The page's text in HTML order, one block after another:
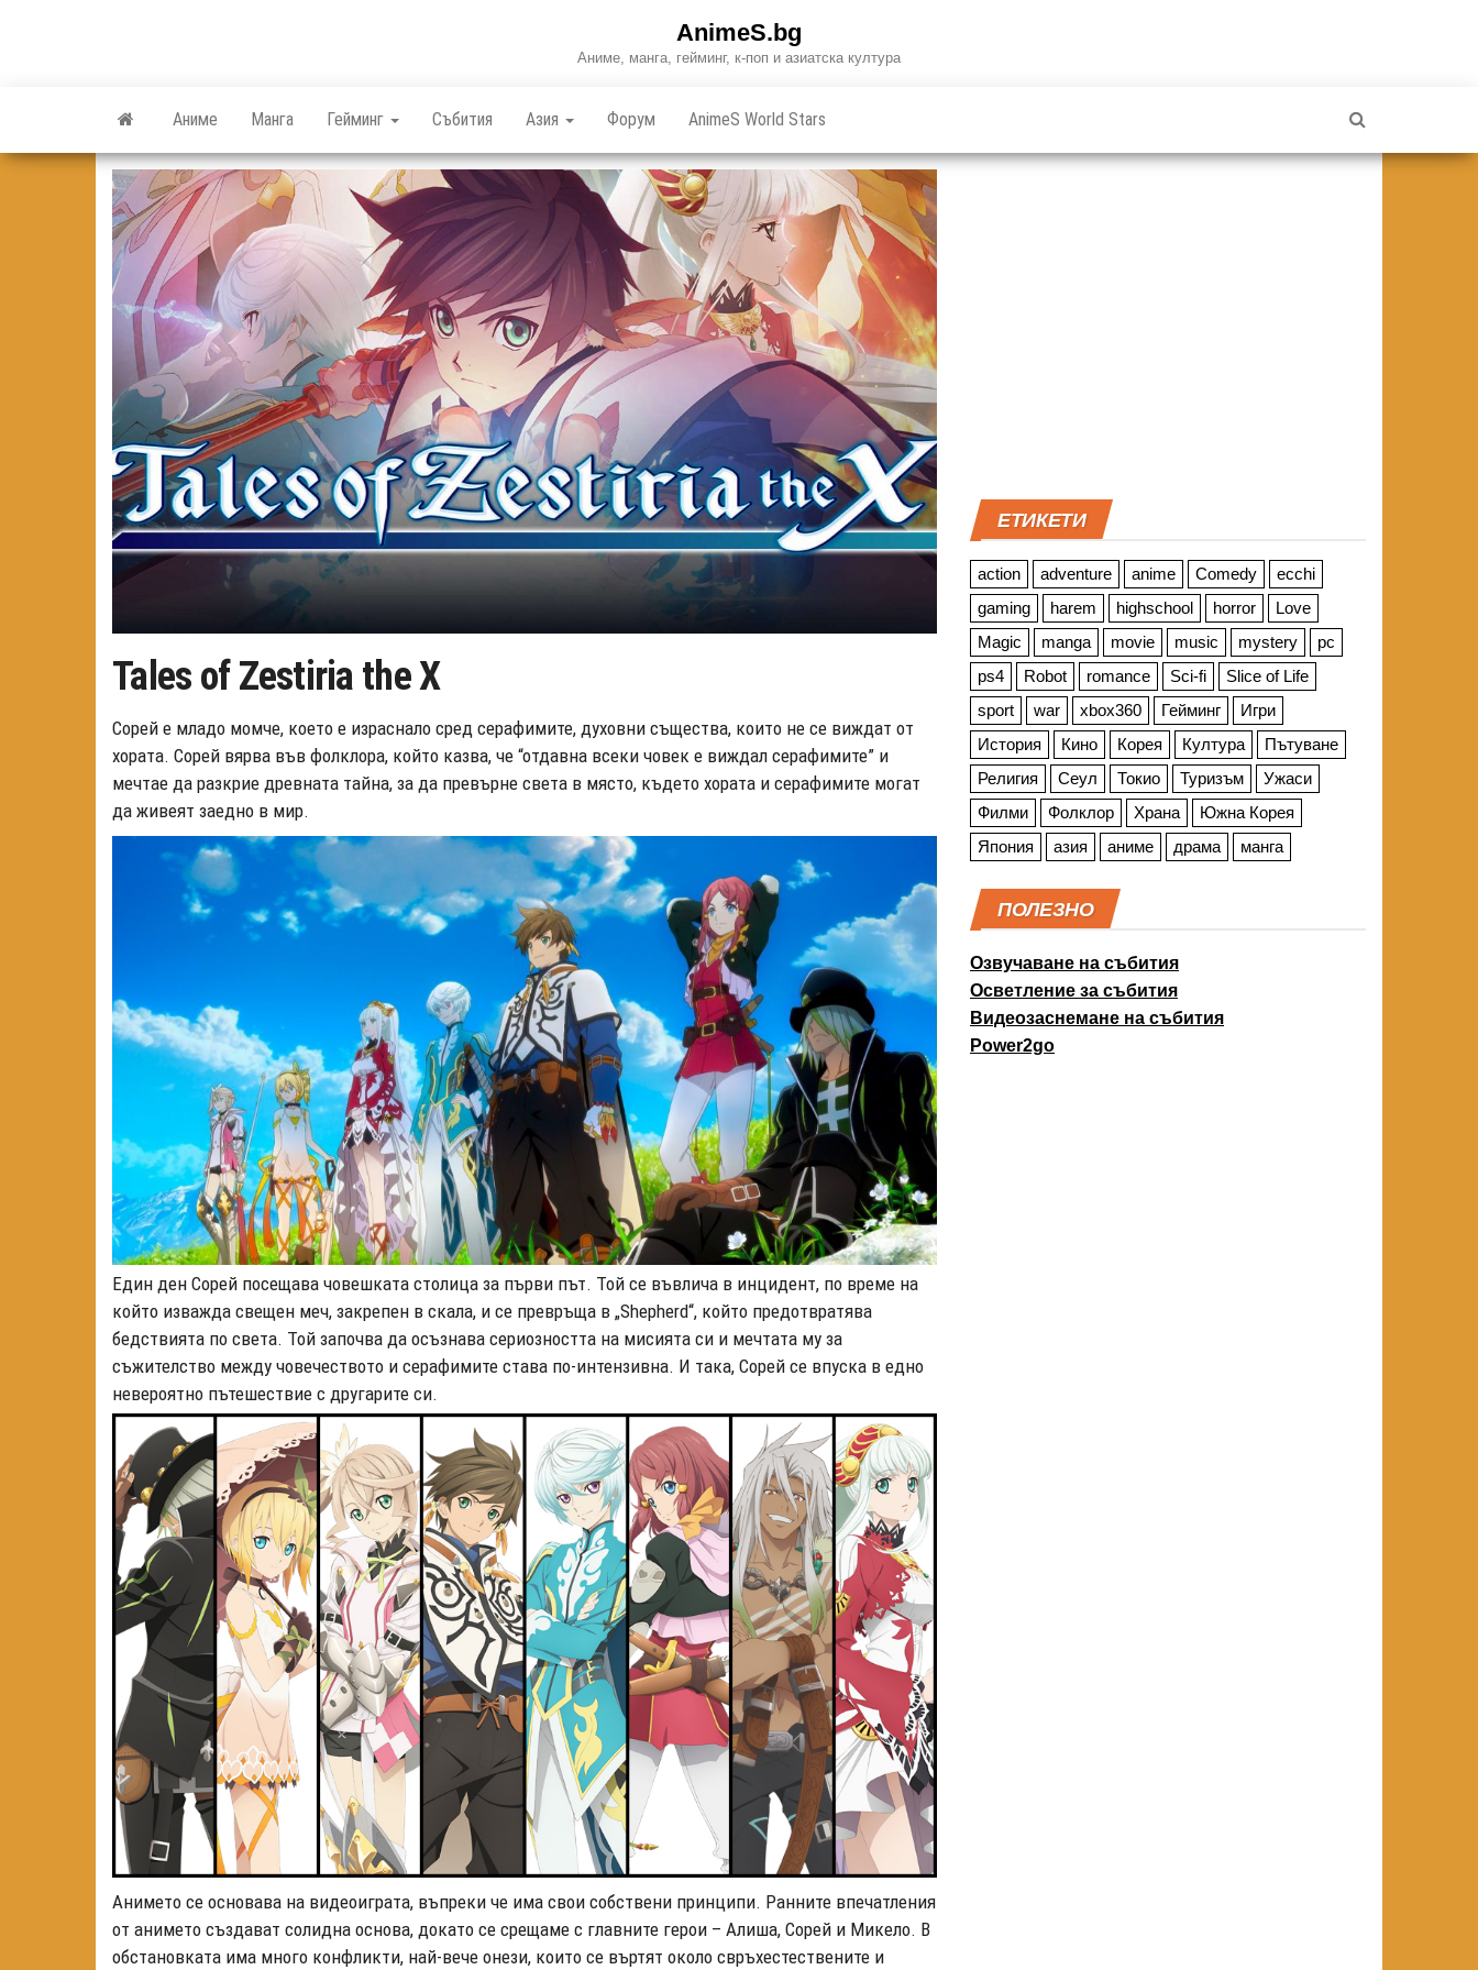
AnimeS.bg
Аниме, манга, гейминг, к-поп и азиатска култура
Аниме Манга Гейминг Събития Азия Форум AnimeS World Stars
Tales of Zestiria the X
Сoрей е младо момче, което е израснало сред серафимите, духовни същества, които не се виждат от
хората. Сoрей вярва във фолклора, който казва, че “отдавна всеки човек е виждал серафимите” и
мечтае да разкрие древната тайна, за да превърне света в място, където хората и серафимите могат
да живеят заедно в мир.
Един ден Сoрей посещава човешката столица за първи път. Той се въвлича в инцидент, по време на
който изважда свещен меч, закрепен в скала, и се превръща в „Shepherd“, който предотвратява
бедствията по света. Той започва да осъзнава сериозността на мисията си и мечтата му за
съжителство между човечеството и серафимите става по-интензивна. И така, Сoрей се впуска в едно
невероятно пътешествие с другарите си.
Анимето се основава на видеоиграта, въпреки че има свои собствени принципи. Ранните впечатления
от анимето създават солидна основа, докато се срещаме с главните герои – Алиша, Сoрей и Микело. В
обстановката има много конфликти, най-вече онези, които се въртят около свръхестествените и
ЕТИКЕТИ
action adventure anime Comedy
ecchi
gaming
harem highschool horror
Love
Magic
manga movie music mystery
pc
ps4
Robot romance Sci-fi
Slice of Life
sport
war xbox360 Гейминг
Игри
История
Кино Корея Култура
Пътуване
Религия
Сеул Токио Туризъм
Ужаси
Филми
Фолклор Храна
Южна Корея
Япония
азия аниме драма манга
ПОЛЕЗНО
Озвучаване на събития
Осветление за събития
Видеозаснемане на събития
Power2go